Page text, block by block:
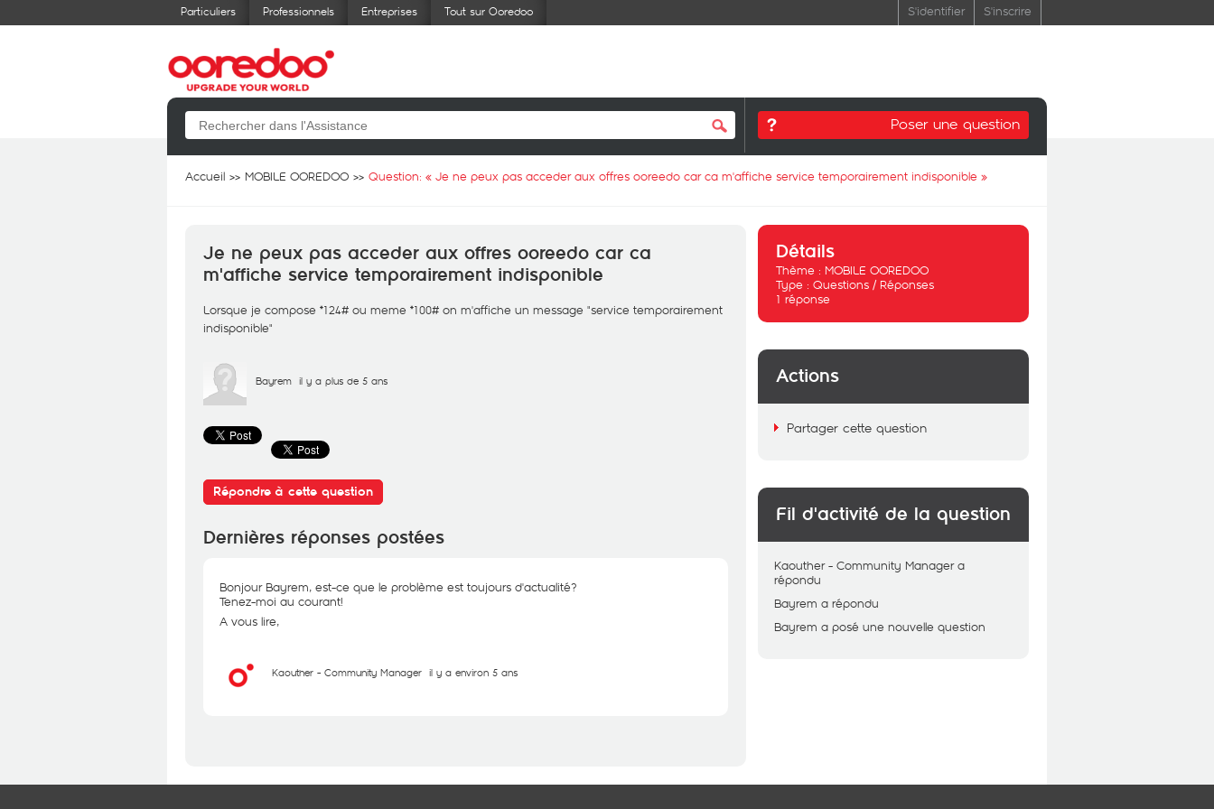
Particuliers Professionnels Entreprises Tout sur Ooredoo S'identifier S'inscrire
Poser une question
Accueil MOBILE OOREDOO Question: « Je ne peux pas acceder aux offres ooreedo car ca m'affiche service temporairement indisponible »
Je ne peux pas acceder aux offres ooreedo car ca
m'affiche service temporairement indisponible
Lorsque je compose *124# ou meme *100# on m'affiche un message "service temporairement
indisponible"
Bayrem il y a plus de 5 ans
Répondre à cette question
Dernières réponses postées
Bonjour Bayrem, est-ce que le problème est toujours d'actualité?
Tenez-moi au courant!
A vous lire,
Kaouther - Community Manager il y a environ 5 ans
Détails
Thème : MOBILE OOREDOO
Type : Questions / Réponses
1 réponse
Actions
Partager cette question
Fil d'activité de la question
Kaouther - Community Manager a
répondu
Bayrem a répondu
Bayrem a posé une nouvelle question